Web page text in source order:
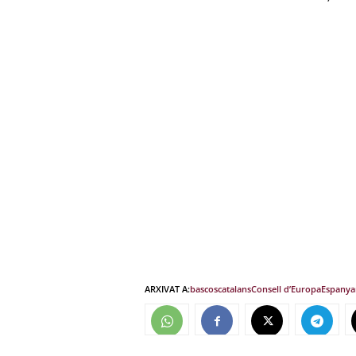
ARXIVAT A:bascoscatalansConsell d’EuropaEspanya